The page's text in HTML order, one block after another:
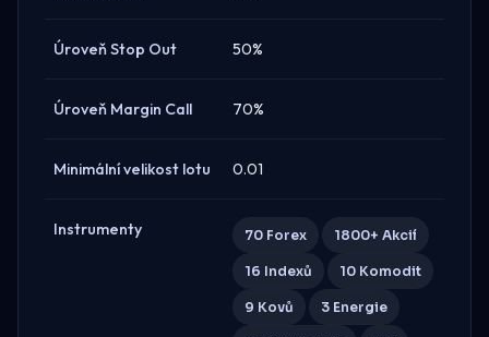
Úroveň Stop Out 50%
Úroveň Margin Call 70%
Minimální velikost lotu 0.01
Instrumenty 70 Forex 1800+ Akcií
16 Indexů 10 Komodit
9 Kovů 3 Energie